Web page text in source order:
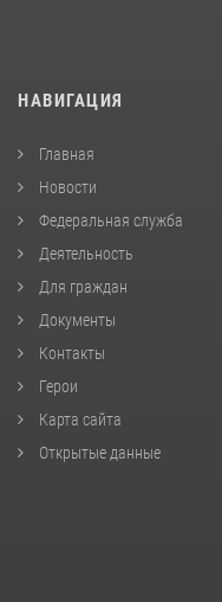
НАВИГАЦИЯ
Главная
Новости
Федеральная служба
Деятельность
Для граждан
Документы
Контакты
Герои
Карта сайта
Открытые данные